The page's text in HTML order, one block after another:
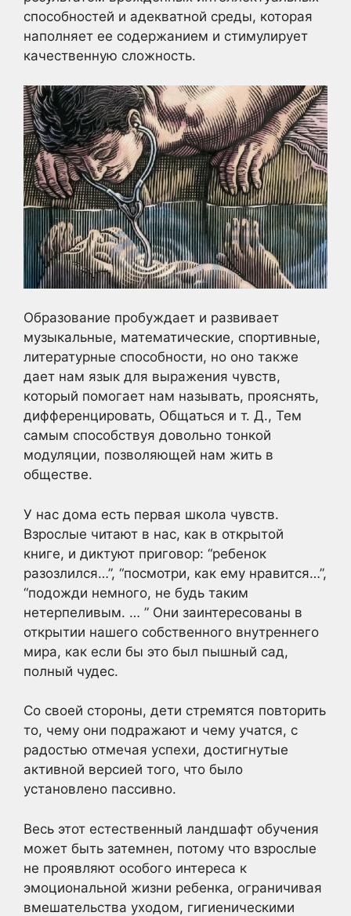
способностей и адекватной среды, которая
наполняет ее содержанием и стимулирует
качественную сложность.
Образование пробуждает и развивает
музыкальные, математические, спортивные,
литературные способности, но оно также
дает нам язык для выражения чувств,
который помогает нам называть, прояснять,
дифференцировать, Общаться и т. Д., Тем
самым способствуя довольно тонкой
модуляции, позволяющей нам жить в
обществе.
У нас дома есть первая школа чувств.
Взрослые читают в нас, как в открытой
книге, и диктуют приговор: “ребенок
разозлился…”, “посмотри, как ему нравится…”,
“подожди немного, не будь таким
нетерпеливым. … ” Они заинтересованы в
открытии нашего собственного внутреннего
мира, как если бы это был пышный сад,
полный чудес.
Со своей стороны, дети стремятся повторить
то, чему они подражают и чему учатся, с
радостью отмечая успехи, достигнутые
активной версией того, что было
установлено пассивно.
Весь этот естественный ландшафт обучения
может быть затемнен, потому что взрослые
не проявляют особого интереса к
эмоциональной жизни ребенка, ограничивая
вмешательства уходом, гигиеническими